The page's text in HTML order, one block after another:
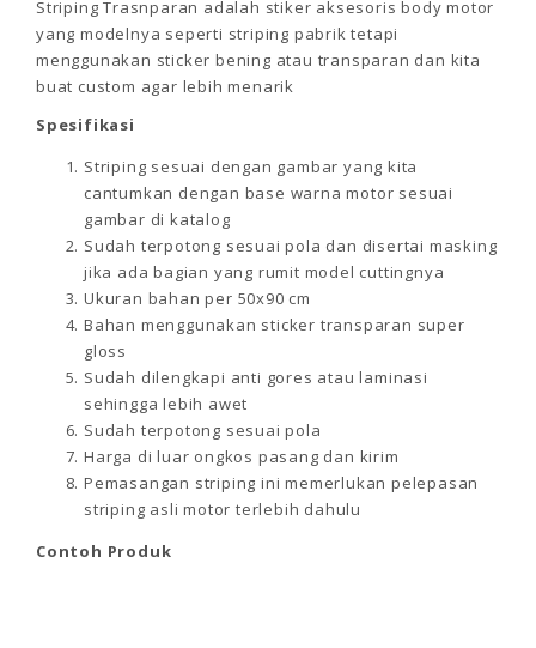
Striping Trasnparan adalah stiker aksesoris body motor
yang modelnya seperti striping pabrik tetapi
menggunakan sticker bening atau transparan dan kita
buat custom agar lebih menarik
Spesifikasi
Striping sesuai dengan gambar yang kita
cantumkan dengan base warna motor sesuai
gambar di katalog
Sudah terpotong sesuai pola dan disertai masking
jika ada bagian yang rumit model cuttingnya
Ukuran bahan per 50x90 cm
Bahan menggunakan sticker transparan super
gloss
Sudah dilengkapi anti gores atau laminasi
sehingga lebih awet
Sudah terpotong sesuai pola
Harga di luar ongkos pasang dan kirim
Pemasangan striping ini memerlukan pelepasan
striping asli motor terlebih dahulu
Contoh Produk